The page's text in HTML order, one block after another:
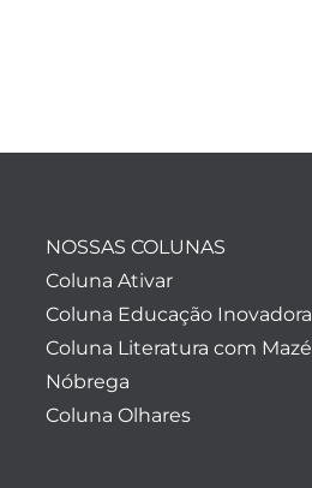
NOSSAS COLUNAS
Coluna Ativar
Coluna Educação Inovadora
Coluna Literatura com Mazé
Nóbrega
Coluna Olhares